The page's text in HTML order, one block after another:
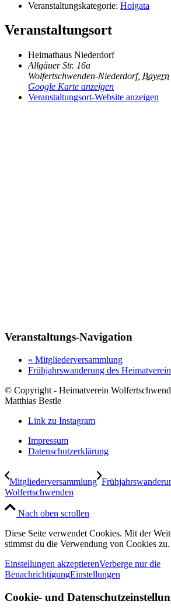
Veranstaltungskategorie: Hoigata
Veranstaltungsort
Heimathaus Niederdorf
Allgäuer Str. 16a
Wolfertschwenden-Niederdorf, Bayern
Google Karte anzeigen
Veranstaltungsort-Website anzeigen
Veranstaltungs-Navigation
« Mitgliederversammlung
Frühjahrswanderung des
© Copyright - Heimatverein
Matthias Bestle
Link zu Instagram
Impressum
Datenschutzerklärung
Mitgliederversammlung
Wolfertschwenden
Nach oben scrollen
Diese Seite verwendet Cookies. Mit der
stimmst du die Verwendung von Cookies zu.
Einstellungen akzeptierenVerberge nur die
BenachrichtigungEinstellungen
Cookie- und